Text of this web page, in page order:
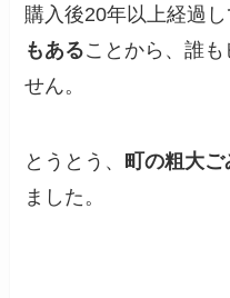
購入後20年以上経過
もあることから、誰
せん。
とうとう、 町の粗大
ました。